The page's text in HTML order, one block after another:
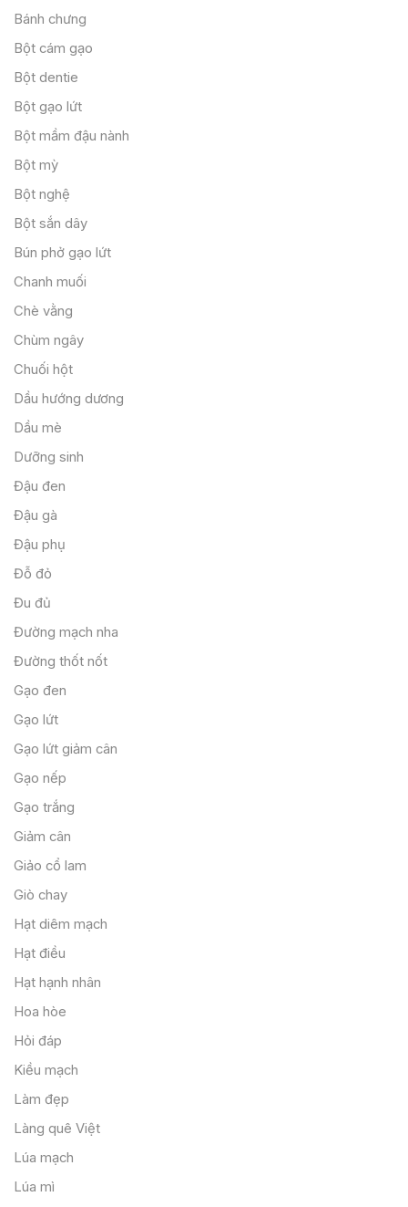
Bánh chưng
Bột cám gạo
Bột dentie
Bột gạo lứt
Bột mầm đậu nành
Bột mỳ
Bột nghệ
Bột sắn dây
Bún phở gạo lứt
Chanh muối
Chè vằng
Chùm ngây
Chuối hột
Dầu hướng dương
Dầu mè
Dưỡng sinh
Đậu đen
Đậu gà
Đậu phụ
Đỗ đỏ
Đu đủ
Đường mạch nha
Đường thốt nốt
Gạo đen
Gạo lứt
Gạo lứt giảm cân
Gạo nếp
Gạo trắng
Giảm cân
Giảo cổ lam
Giò chay
Hạt diêm mạch
Hạt điều
Hạt hạnh nhân
Hoa hòe
Hỏi đáp
Kiều mạch
Làm đẹp
Làng quê Việt
Lúa mạch
Lúa mì